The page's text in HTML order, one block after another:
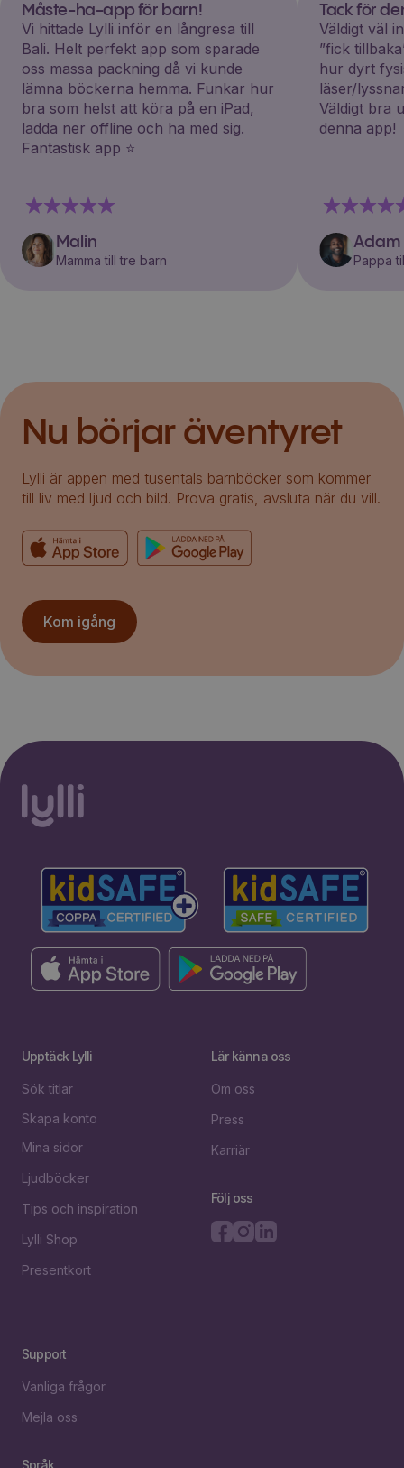
Måste-ha-app för barn!
Vi hittade Lylli inför en långresa till
Bali. Helt perfekt app som sparade
oss massa packning då vi kunde
lämna böckerna hemma. Funkar hur
bra som helst att köra på en iPad,
ladda ner offline och ha med sig.
Fantastisk app ⭐️
Malin
Mamma till tre barn
Tack för
Väldigt väl
”fick
hur dyrt
läser/
Väldigt bra
denna app!
Adam
Pappa
Nu börjar äventyret
Lylli är appen med tusentals barnböcker som kommer
till liv med ljud och bild. Prova gratis, avsluta när du vill.
Kom igång
Upptäck Lylli
Sök titlar
Skapa konto
Mina sidor
Ljudböcker
Tips och inspiration
Lylli Shop
Presentkort
Lär känna oss
Om oss
Press
Karriär
Följ oss
Support
Vanliga frågor
Mejla oss